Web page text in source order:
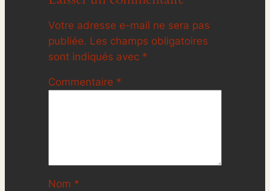
Votre adresse e-mail ne sera pas
publiée. Les champs obligatoires
sont indiqués avec *
Commentaire *
Nom *